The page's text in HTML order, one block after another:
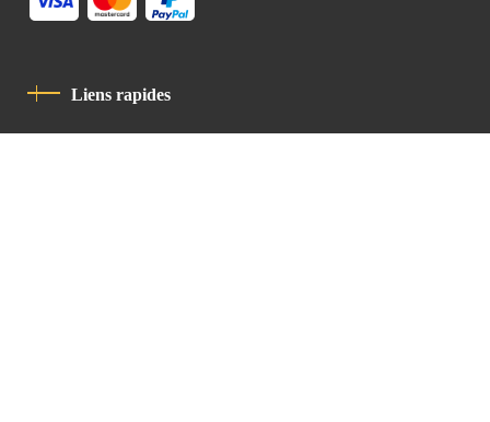
Liens rapides